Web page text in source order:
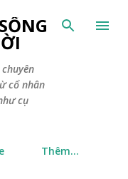
chính
cổ nhân
cụ
Thêm…